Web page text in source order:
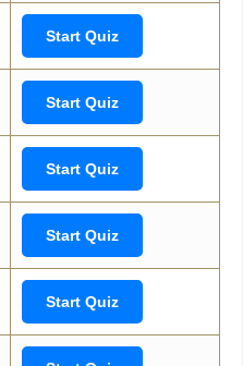
Start Quiz
Start Quiz
Start Quiz
Start Quiz
Start Quiz